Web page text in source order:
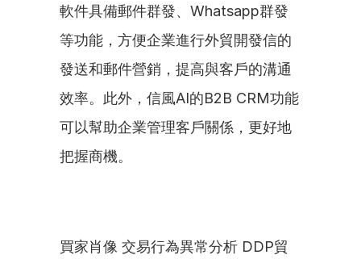
軟件具備郵件群發、Whatsapp群發
等功能，方便企業進行外貿開發信的
發送和郵件營銷，提高與客戶的溝通
效率。此外，信風AI的B2B CRM功能
可以幫助企業管理客戶關係，更好地
把握商機。
買家肖像 交易行為異常分析 DDP貿